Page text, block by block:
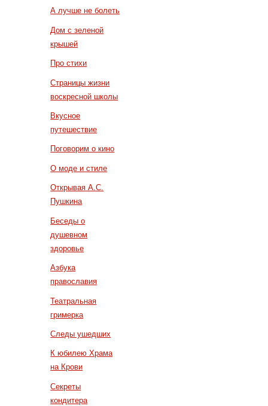
А лучше не болеть
Дом с зеленой
крышей
Про стихи
Страницы жизни
воскресной школы
Вкусное
путешествие
Поговорим о кино
О моде и стиле
Открывая А.С.
Пушкина
Беседы о
душевном
здоровье
Азбука
православия
Театральная
гримерка
Следы ушедших
К юбилею Храма
на Крови
Секреты
кондитера